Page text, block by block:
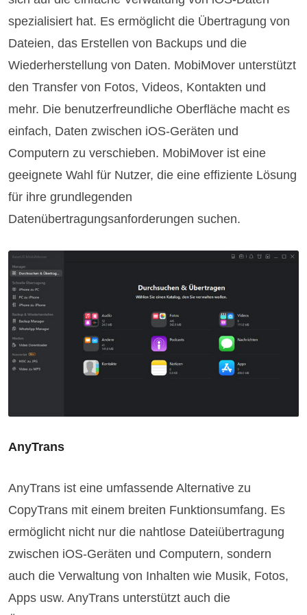
spezialisiert hat. Es ermöglicht die Übertragung von
Dateien, das Erstellen von Backups und die
Wiederherstellung von Daten. MobiMover unterstützt
den Transfer von Fotos, Videos, Kontakten und
mehr. Die benutzerfreundliche Oberfläche macht es
einfach, Daten zwischen iOS-Geräten und
Computern zu verschieben. MobiMover ist eine
geeignete Wahl für Nutzer, die eine effiziente Lösung
für ihre grundlegenden
Datenübertragungsanforderungen suchen.
AnyTrans
AnyTrans ist eine umfassende Alternative zu
CopyTrans mit einem breiten Funktionsumfang. Es
ermöglicht nicht nur die nahtlose Dateiübertragung
zwischen iOS-Geräten und Computern, sondern
auch die Verwaltung von Inhalten wie Musik, Fotos,
Apps usw. AnyTrans unterstützt auch die